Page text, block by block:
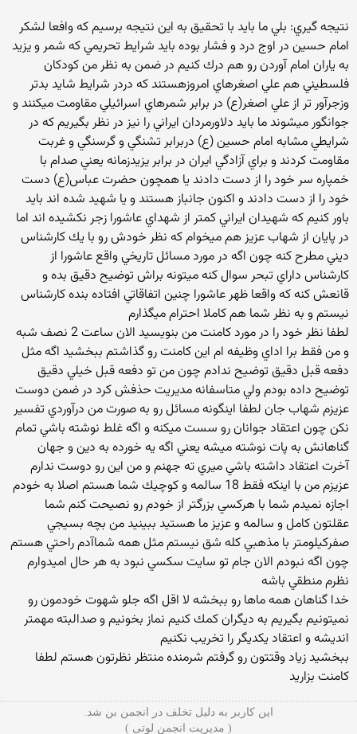
نتيجه گيري: بلي ما بايد با تحقيق به اين نتيجه برسيم كه وافعا لشكر
امام حسين در اوج درد و فشار بوده بايد شرايط تحريمي كه شمر و يزيد
به ياران امام آوردن رو هم درك كنيم در ضمن به نظر من كودكان
فلسطيني هم علي اصغرهاي امروزهستند كه دردر شرايط شايد بدتر
وزجرآور تر از علي اصغر(ع) در برابر شمرهاي اسرائيلي مقاومت ميكنند و
جوانگور ميشوند ما بايد دلاورمردان ايراني را نيز در نظر بگيريم كه در
شرايطي مشابه امام حسين (ع) دربرابر تشنگي و گرسنگي و غربت
مقاومت كردند و براي آزادگي ايران در برابر يزيدزمانه يعني صدام با
خمپاره سر خود را از دست دادند يا همچون حضرت عباس(ع) دست
خود را از دست دادند و اكنون جانباز هستند و يا شهيد شده اند بايد
باور كنيم كه شهيدان ايراني كمتر از شهداي عاشورا زجر نكشيده اند اما
در پايان از شهاب عزيز هم ميخوام كه نظر خودش رو با يك كارشناس
ديني مطرح كنه چون اگه در مورد مسائل تاريخي واقع عاشورا از
كارشناس داراي تبحر سوال كنه ميتونه براش توضيح دقيق بده و
قانعش كنه كه واقعا ظهر عاشورا چنين اتفاقاتي افتاده بنده كارشناس
نيستم و به نظر شما هم كاملا احترام ميگذارم
لطفا نظر خود را در مورد كامنت من بنويسيد الان ساعت 2 نصف شبه
و من فقط برا اداي وظيفه ام اين كامنت رو گذاشتم ببخشيد اگه مثل
دفعه قبل دقيق توضيح ندادم چون من تو دفعه قبل خيلي دقيق
توضيح داده بودم ولي متاسفانه مديريت حذفش كرد در ضمن دوست
عزيزم شهاب جان لطفا اينگونه مسائل رو به صورت من درآوردي تفسير
نكن چون اعتقاد جوانان رو سست ميكنه و اگه غلط نوشته باشي تمام
گناهانش به پات نوشته ميشه يعني اگه يه خورده به دين و جهان
آخرت اعتقاد داشته باشي ميري ته جهنم و من اين رو دوست ندارم
عزيزم من با اينكه فقط 18 سالمه و كوچيك شما هستم اصلا به خودم
اجازه نميدم شما با هركسي بزرگتر از خودم رو نصيحت كنم شما
عقلتون كامل و سالمه و عزيز ما هستيد ببينيد من بچه بسيجي
صفركيلومتر با مذهبي كله شق نيستم مثل همه شماآدم راحتي هستم
چون اگه نبودم الان جام تو سايت سكسي نبود به هر حال اميدوارم
نظرم منطقي باشه
خدا گناهان همه ماها رو ببخشه لا اقل اگه جلو شهوت خودمون رو
نميتونيم بگيريم به ديگران كمك كنيم نماز بخونيم و صدالبته مهمتر
انديشه و اعتقاد يكديگر را تخريب نكنيم
ببخشيد زياد وقتتون رو گرفتم شرمنده منتظر نظرتون هستم لطفا
كامنت بزاريد
این کاربر به دلیل تخلف در انجمن بن شد.
( مدیریت انجمن لوتی )